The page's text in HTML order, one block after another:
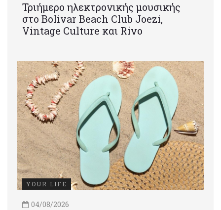
Τριήμερο ηλεκτρονικής μουσικής
στο Bolivar Beach Club Joezi,
Vintage Culture και Rivo
YOUR LIFE
04/08/2026